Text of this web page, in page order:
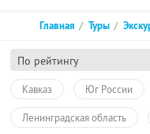
По рейтингу
Главная Туры
Кавказ Юг России
Ленинградская область